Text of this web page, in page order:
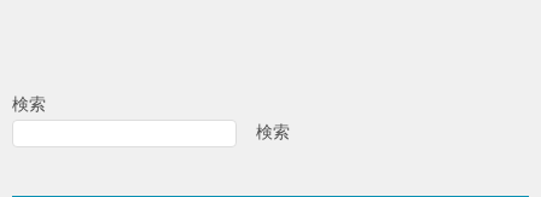
検索
検索